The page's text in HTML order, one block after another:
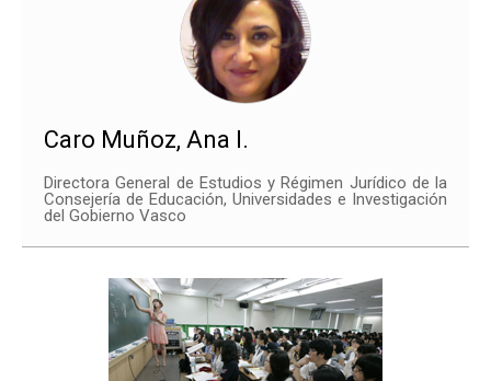
Caro Muñoz, Ana I.
Directora General de Estudios y Régimen Jurídico de la
Consejería de Educación, Universidades e Investigación
del Gobierno Vasco